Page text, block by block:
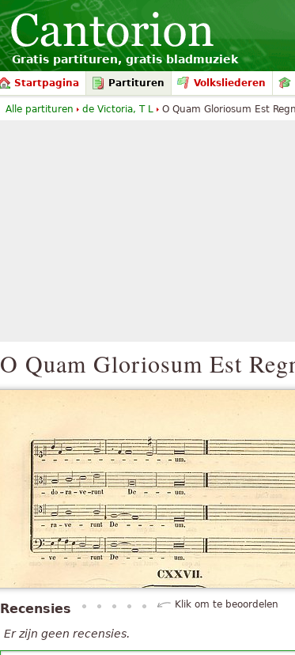
Gratis partituren, gratis bladmuziek
Startpagina Partituren Volksliederen
O Quam Gloriosum Est
Recensies Klik om te beoordelen
Er zijn geen recensies.
Alle partituren de Victoria, T L O Quam Gloriosum Est